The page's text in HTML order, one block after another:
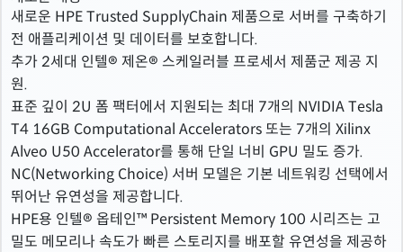
새로운 HPE Trusted SupplyChain 제품으로 서버를 구축하기
전 애플리케이션 및 데이터를 보호합니다.
추가 2세대 인텔® 제온® 스케일러블 프로세서 제품군 제공 지
원.
표준 깊이 2U 폼 팩터에서 지원되는 최대 7개의 NVIDIA Tesla
T4 16GB Computational Accelerators 또는 7개의 Xilinx
Alveo U50 Accelerator를 통해 단일 너비 GPU 밀도 증가.
NC(Networking Choice) 서버 모델은 기본 네트워킹 선택에서
뛰어난 유연성을 제공합니다.
HPE용 인텔® 옵테인™ Persistent Memory 100 시리즈는 고
밀도 메모리나 속도가 빠른 스토리지를 배포할 유연성을 제공하